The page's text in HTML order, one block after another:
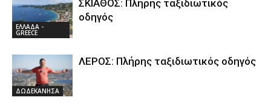
ΕΛΛΑΔΑ -
GREECE
ΣΚΙΑΘΟΣ: Πλήρης ταξιδιωτικός
οδηγός
ΔΩΔΕΚΑΝΗΣΑ
ΛΕΡΟΣ: Πλήρης ταξιδιωτικός οδηγός